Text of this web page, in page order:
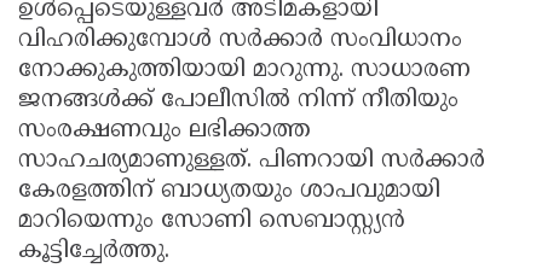
ഉൾപ്പെടെയുള്ളവർ അടിമകളായി
വിഹരിക്കുമ്പോൾ സർക്കാർ സംവിധാനം
നോക്കുകുത്തിയായി മാറുന്നു. സാധാരണ
ജനങ്ങൾക്ക് പോലീസിൽ നിന്ന് നീതിയും
സംരക്ഷണവും ലഭിക്കാത്ത
സാഹചര്യമാണുള്ളത്. പിണറായി സർക്കാർ
കേരളത്തിന് ബാധ്യതയും ശാപവുമായി
മാറിയെന്നും സോണി സെബാസ്റ്റ്യൻ
കൂട്ടിച്ചേർത്തു.